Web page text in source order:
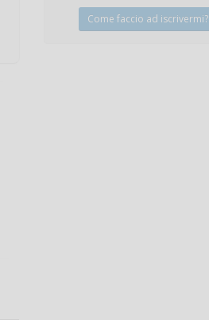
Come faccio ad iscrivermi?